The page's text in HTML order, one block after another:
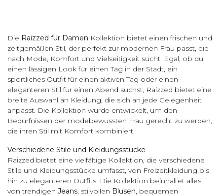
Die Raizzed für Damen Kollektion bietet einen frischen und
zeitgemäßen Stil, der perfekt zur modernen Frau passt, die
nach Mode, Komfort und Vielseitigkeit sucht. Egal, ob du
einen lässigen Look für einen Tag in der Stadt, ein
sportliches Outfit für einen aktiven Tag oder einen
eleganteren Stil für einen Abend suchst, Raizzed bietet eine
breite Auswahl an Kleidung, die sich an jede Gelegenheit
anpasst. Die Kollektion wurde entwickelt, um den
Bedürfnissen der modebewussten Frau gerecht zu werden,
die ihren Stil mit Komfort kombiniert.
Verschiedene Stile und Kleidungsstücke
Raizzed bietet eine vielfältige Kollektion, die verschiedene
Stile und Kleidungsstücke umfasst, von Freizeitkleidung bis
hin zu eleganteren Outfits. Die Kollektion beinhaltet alles
von trendigen Jeans , stilvollen Blusen , bequemen